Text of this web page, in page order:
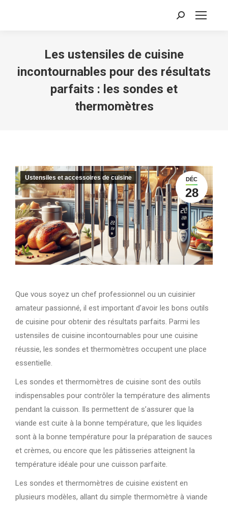
Recherche
Les ustensiles de cuisine
incontournables pour des résultats
parfaits : les sondes et
thermomètres
DÉC
28
Ustensiles et accessoires de cuisine
Que vous soyez un chef professionnel ou un cuisinier
amateur passionné, il est important d’avoir les bons outils
de cuisine pour obtenir des résultats parfaits. Parmi les
ustensiles de cuisine incontournables pour une cuisine
réussie, les sondes et thermomètres occupent une place
essentielle.
Les sondes et thermomètres de cuisine sont des outils
indispensables pour contrôler la température des aliments
pendant la cuisson. Ils permettent de s’assurer que la
viande est cuite à la bonne température, que les liquides
sont à la bonne température pour la préparation de sauces
et crèmes, ou encore que les pâtisseries atteignent la
température idéale pour une cuisson parfaite.
Les sondes et thermomètres de cuisine existent en
plusieurs modèles, allant du simple thermomètre à viande